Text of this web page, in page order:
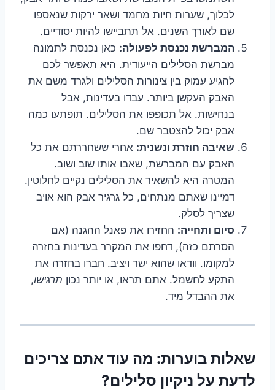
לכלוך, שערות חיות מחמד ושאר ירקות שנאספו
שם לאורך השנים. אל תתביישו להיות יסודיים.
המברשת נכנסת לפעולה: כאן נכנסת לתמונה
מברשת הסלילים הייעודית. היא תאפשר לכם
להגיע עמוק בין צינורות הסלילים ולגרד משם את
האבק העקשן ביותר. עבדו בעדינות, אבל
בנחישות. אל תכופפו את הסלילים. תופתעו כמה
אבק יכול להצטבר שם.
שאיבה חוזרת ונשנית: אחרי ששחררתם את כל
האבק עם המברשת, שאבו אותו שוב ושוב.
המטרה היא להשאיר את הסלילים נקיים לחלוטין.
דמיינו שאתם מנתחים, כל גרגיר אבק הוא אויב
שצריך לסלק.
סיום ותחייה: החזירו את פאנל ההגנה (אם
הסרתם כזה), דחפו את המקרר בעדינות בחזרה
למקומו. וודאו שהוא ישר ויציב. חברו בחזרה את
התקע לחשמל. אתם תראו, או יותר נכון תרגישו,
את ההבדל מיד.
שאלות בוערות: מה עוד אתם צריכים
לדעת על ניקיון סלילים?